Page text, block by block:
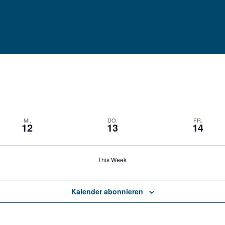
MI.
12 DO.
13 FR.
14
This Week
Kalender abonnieren